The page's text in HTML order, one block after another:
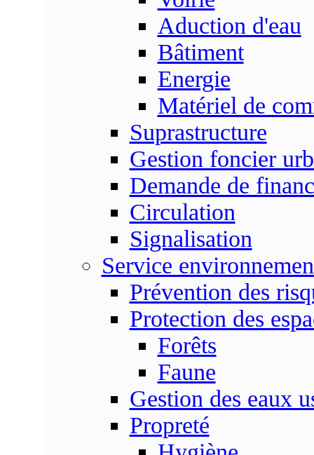
Aduction d'eau
Bâtiment
Energie
Matériel de
Suprastructure
Gestion foncier
Demande de
Circulation
Signalisation
Service
Prévention des
Protection des
Forêts
Faune
Gestion des eaux
Propreté